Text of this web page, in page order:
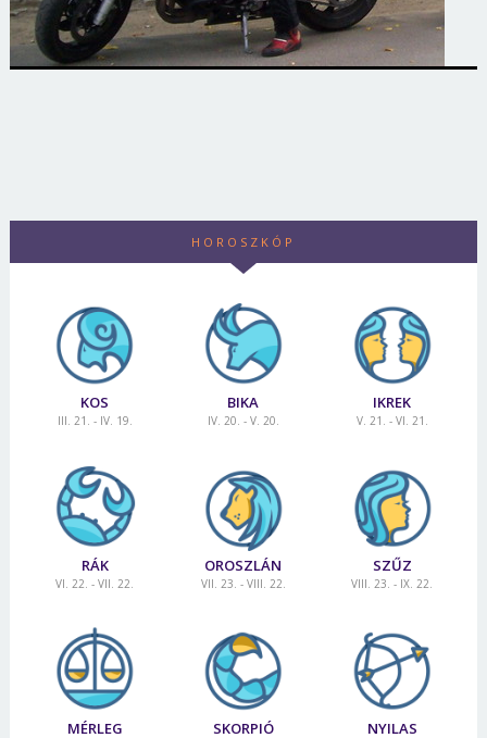
HOROSZKÓP
KOS
III. 21. - IV. 19.
BIKA
IV. 20. - V. 20.
IKREK
V. 21. - VI. 21.
RÁK
VI. 22. - VII. 22.
OROSZLÁN
VII. 23. - VIII. 22.
SZŰZ
VIII. 23. - IX. 22.
MÉRLEG SKORPIÓ NYILAS